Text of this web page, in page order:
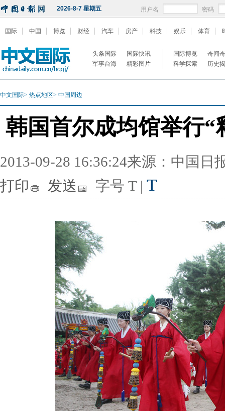
2026-8-7 星期五 用户名 密码
国际 中国 博览 财经 汽车 房产 科技 娱乐 体育
头条国际
国际快讯
军事台海
精彩图片
国际博览
奇闻
科学探索
历史
中文国际> 热点地区> 中国周边
韩国首尔成均馆举行
2013-09-28 16:36:24来源：中国日
打印
发送 字号 T | T